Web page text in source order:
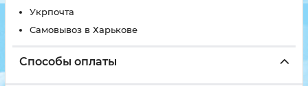
Укрпочта
Самовывоз в Харькове
Способы оплаты